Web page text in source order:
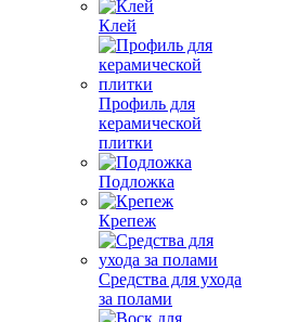
Клей
Профиль для
керамической
плитки
Подложка
Крепеж
Средства для ухода
за полами